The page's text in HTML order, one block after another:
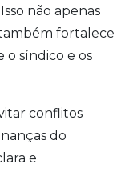
não apenas
fortalece
o síndico e os
conflitos
do
e